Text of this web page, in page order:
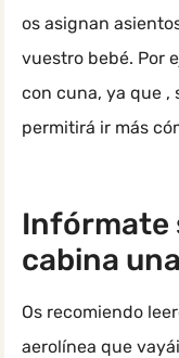
os asignan
vuestro bebé. Por
con cuna, ya que ,
permitirá ir más
Infórmate
cabina
Os recomiendo
aerolínea que